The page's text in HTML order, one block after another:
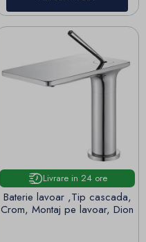
Livrare in 24 ore
Baterie lavoar ,Tip cascada,
Crom, Montaj pe lavoar, Dion